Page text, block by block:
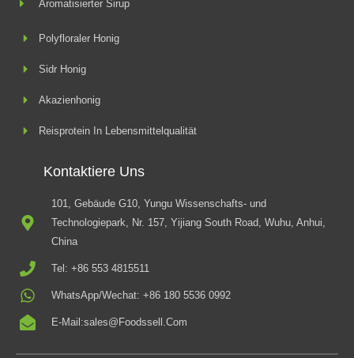
Aromatisierter Sirup
Polyfloraler Honig
Sidr Honig
Akazienhonig
Reisprotein In Lebensmittelqualität
Kontaktiere Uns
101, Gebäude G10, Yungu Wissenschafts- und
Technologiepark, Nr. 157, Yijiang South Road, Wuhu, Anhui,
China
Tel: +86 553 4815511
WhatsApp/Wechat: +86 180 5536 0992
E-Mail:sales@foodssell.com